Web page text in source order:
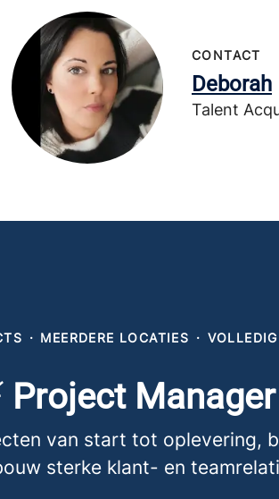
CONTACT
Deborah
Talent
· MEERDERE LOCATIES ·
Project
van start tot oplevering,
sterke klant- en